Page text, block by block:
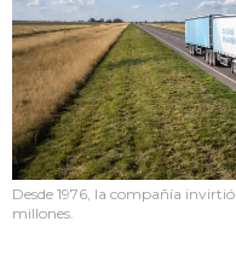
Desde 1976, la compañía
millones.